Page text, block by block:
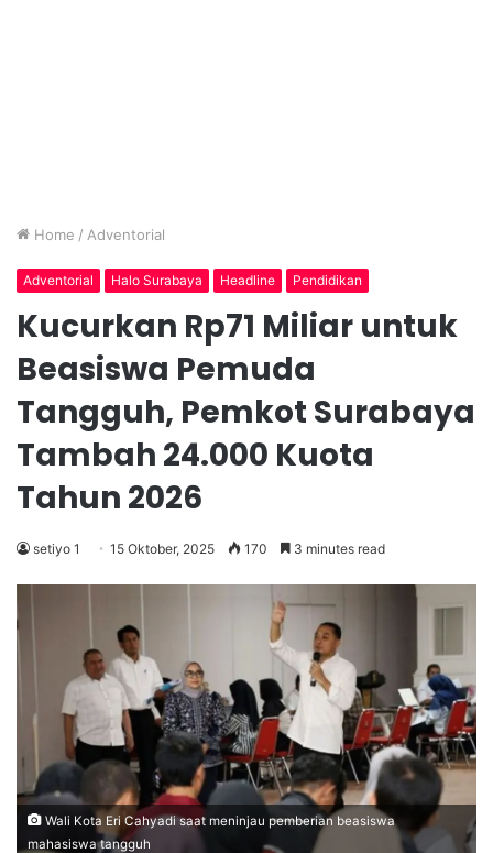
Home / Adventorial
Adventorial Halo Surabaya Headline Pendidikan
Kucurkan Rp71 Miliar untuk
Beasiswa Pemuda
Tangguh, Pemkot Surabaya
Tambah 24.000 Kuota
Tahun 2026
setiyo 1 15 Oktober, 2025 170 3 minutes read
Wali Kota Eri Cahyadi saat meninjau pemberian beasiswa
mahasiswa tangguh